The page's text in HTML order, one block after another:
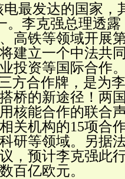
最发达的国家，
。李克强总理透
高铁等领域开展
建立一个中法共
投资等国际合作
方合作牌，是为
桥的新途径！两
核能合作的联合
关机构的15项合
研等领域。另据
，预计李克强此
百亿欧元。